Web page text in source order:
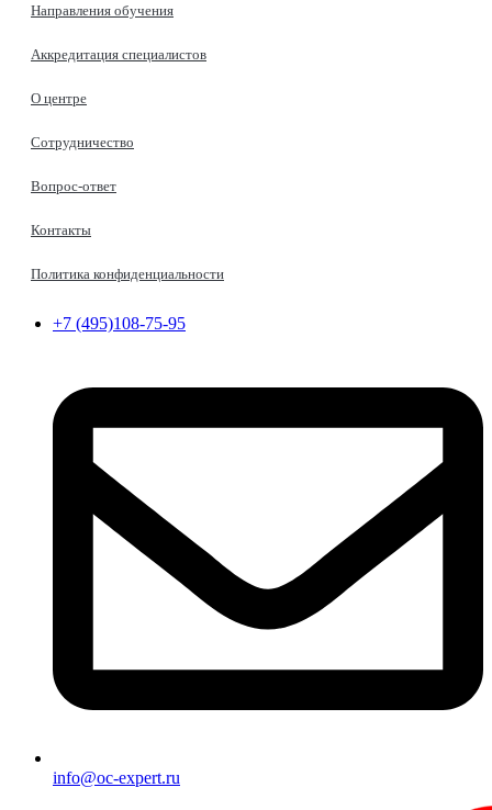
Направления обучения
Аккредитация специалистов
О центре
Сотрудничество
Вопрос-ответ
Контакты
Политика конфиденциальности
+7 (495)108-75-95
info@oc-expert.ru